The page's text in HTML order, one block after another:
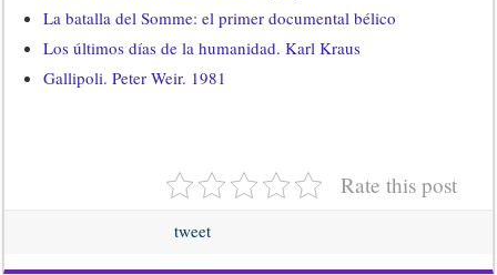
La batalla del Somme: el primer documental bélico
Los últimos días de la humanidad. Karl Kraus
Gallipoli. Peter Weir. 1981
Rate this post
tweet